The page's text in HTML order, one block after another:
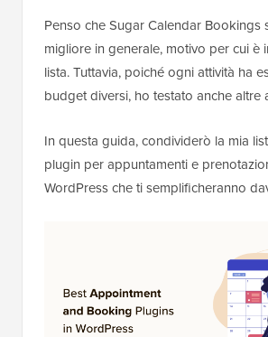
Penso che Sugar Calendar Bookings
migliore in generale, motivo per cui è
lista. Tuttavia, poiché ogni attività ha
budget diversi, ho testato anche altre
In questa guida, condividerò la mia
plugin per appuntamenti e
WordPress che ti semplificheranno